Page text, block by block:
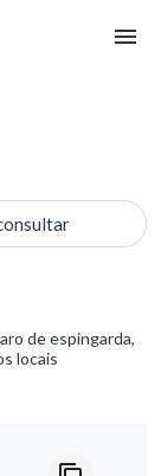
de espingarda,
locais